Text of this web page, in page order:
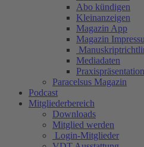
Abo kündigen
Kleinanzeigen
Magazin App
Magazin
Mediadaten
Praxispräsentation
Paracelsus Magazin
Podcast
Mitgliederbereich
Downloads
Mitglied werden
Login-Mitglieder